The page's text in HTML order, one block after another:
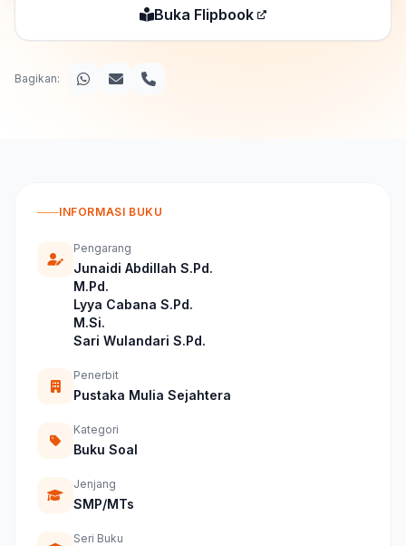
Buka Flipbook
Bagikan:
INFORMASI BUKU
Pengarang
Junaidi Abdillah S.Pd.
M.Pd.
Lyya Cabana S.Pd.
M.Si.
Sari Wulandari S.Pd.
Penerbit
Pustaka Mulia Sejahtera
Kategori
Buku Soal
Jenjang
SMP/MTs
Seri Buku